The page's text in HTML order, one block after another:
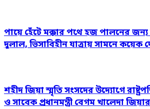
পায়ে হেঁটে মক্কার পথে হজ পালনের
দুলাল, ভিসাবিহীন যাত্রায় সামনে কয়েক
শহীদ জিয়া স্মৃতি সংসদের উদ্যোগে
ও সাবেক প্রধানমন্ত্রী বেগম খালেদা